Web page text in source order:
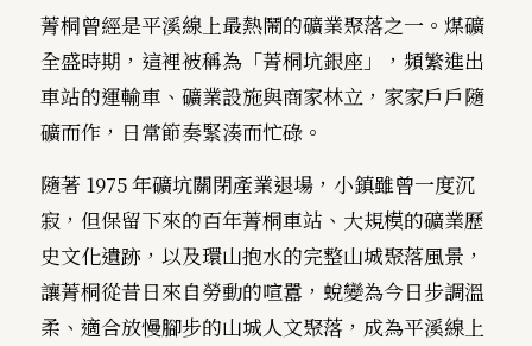
菁桐曾經是平溪線上最熱鬧的礦業聚落之一。煤礦
全盛時期，這裡被稱為「菁桐坑銀座」，頻繁進出
車站的運輸車、礦業設施與商家林立，家家戶戶隨
礦而作，日常節奏緊湊而忙碌。
隨著 1975 年礦坑關閉產業退場，小鎮雖曾一度沉
寂，但保留下來的百年菁桐車站、大規模的礦業歷
史文化遺跡，以及環山抱水的完整山城聚落風景，
讓菁桐從昔日來自勞動的喧囂，蛻變為今日步調溫
柔、適合放慢腳步的山城人文聚落，成為平溪線上